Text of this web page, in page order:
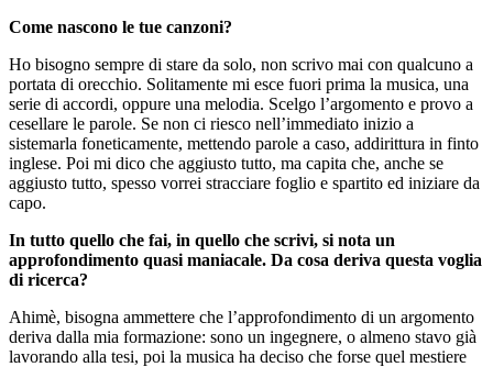
Come nascono le tue canzoni?
Ho bisogno sempre di stare da solo, non scrivo mai con qualcuno a
portata di orecchio. Solitamente mi esce fuori prima la musica, una
serie di accordi, oppure una melodia. Scelgo l’argomento e provo a
cesellare le parole. Se non ci riesco nell’immediato inizio a
sistemarla foneticamente, mettendo parole a caso, addirittura in finto
inglese. Poi mi dico che aggiusto tutto, ma capita che, anche se
aggiusto tutto, spesso vorrei stracciare foglio e spartito ed iniziare da
capo.
In tutto quello che fai, in quello che scrivi, si nota un
approfondimento quasi maniacale. Da cosa deriva questa voglia
di ricerca?
Ahimè, bisogna ammettere che l’approfondimento di un argomento
deriva dalla mia formazione: sono un ingegnere, o almeno stavo già
lavorando alla tesi, poi la musica ha deciso che forse quel mestiere